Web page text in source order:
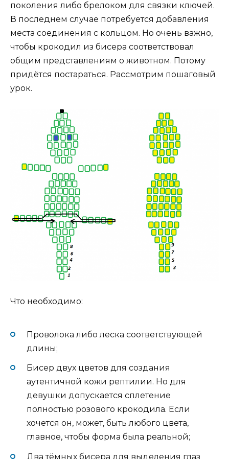
поколения либо брелоком для связки ключей.
В последнем случае потребуется добавления
места соединения с кольцом. Но очень важно,
чтобы крокодил из бисера соответствовал
общим представлениям о животном. Потому
придётся постараться. Рассмотрим пошаговый
урок.
Что необходимо:
Проволока либо леска соответствующей
длины;
Бисер двух цветов для создания
аутентичной кожи рептилии. Но для
девушки допускается сплетение
полностью розового крокодила. Если
хочется он, может, быть любого цвета,
главное, чтобы форма была реальной;
Два тёмных бисера для выделения глаз